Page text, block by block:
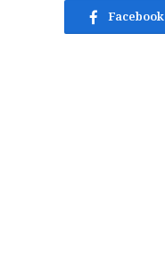
Facebook